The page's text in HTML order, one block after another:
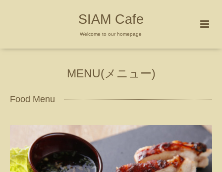
SIAM Cafe
Welcome to our homepage
MENU(メニュー)
Food Menu